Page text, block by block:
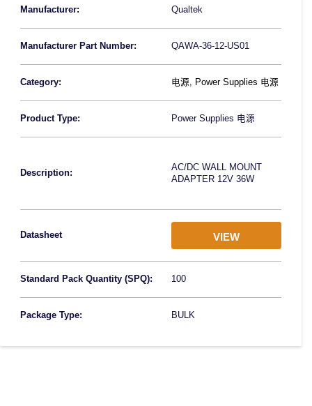
Manufacturer: Qualtek
Manufacturer Part Number: QAWA-36-12-US01
Category: 电源, Power Supplies 电源
Product Type: Power Supplies 电源
Description:
AC/DC WALL MOUNT
ADAPTER 12V 36W
Datasheet VIEW
Standard Pack Quantity (SPQ): 100
Package Type: BULK